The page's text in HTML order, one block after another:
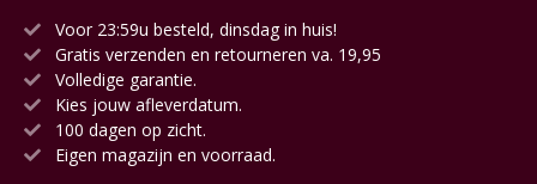
Voor 23:59u besteld, dinsdag in huis!
Gratis verzenden en retourneren va. 19,95
Volledige garantie.
Kies jouw afleverdatum.
100 dagen op zicht.
Eigen magazijn en voorraad.